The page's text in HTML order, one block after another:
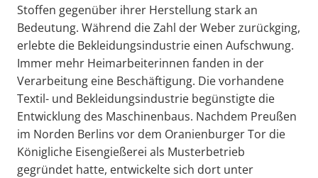
Stoffen gegenüber ihrer Herstellung stark an
Bedeutung. Während die Zahl der Weber zurückging,
erlebte die Bekleidungsindustrie einen Aufschwung.
Immer mehr Heimarbeiterinnen fanden in der
Verarbeitung eine Beschäftigung. Die vorhandene
Textil- und Bekleidungsindustrie begünstigte die
Entwicklung des Maschinenbaus. Nachdem Preußen
im Norden Berlins vor dem Oranienburger Tor die
Königliche Eisengießerei als Musterbetrieb
gegründet hatte, entwickelte sich dort unter